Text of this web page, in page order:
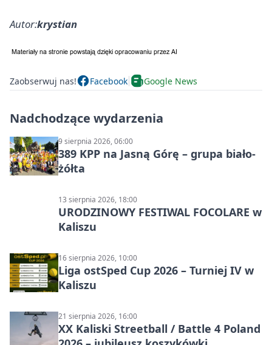
Autor:krystian
Zaobserwuj nas! Facebook Google News
Nadchodzące wydarzenia
9 sierpnia 2026, 06:00
389 KPP na Jasną Górę – grupa biało-
żółta
13 sierpnia 2026, 18:00
URODZINOWY FESTIWAL FOCOLARE w
Kaliszu
16 sierpnia 2026, 10:00
Liga ostSped Cup 2026 – Turniej IV w
Kaliszu
21 sierpnia 2026, 16:00
XX Kaliski Streetball / Battle 4 Poland